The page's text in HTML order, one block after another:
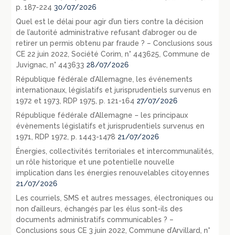
p. 187-224 30/07/2026
Quel est le délai pour agir d’un tiers contre la décision
de l’autorité administrative refusant d’abroger ou de
retirer un permis obtenu par fraude ? – Conclusions sous
CE 22 juin 2022, Société Corim, n° 443625, Commune de
Juvignac, n° 443633 28/07/2026
République fédérale d’Allemagne, les événements
internationaux, législatifs et jurisprudentiels survenus en
1972 et 1973, RDP 1975, p. 121-164 27/07/2026
République fédérale d’Allemagne – les principaux
évènements législatifs et jurisprudentiels survenus en
1971, RDP 1972, p. 1443-1478 21/07/2026
Énergies, collectivités territoriales et intercommunalités,
un rôle historique et une potentielle nouvelle
implication dans les énergies renouvelables citoyennes
21/07/2026
Les courriels, SMS et autres messages, électroniques ou
non d’ailleurs, échangés par les élus sont-ils des
documents administratifs communicables ? –
Conclusions sous CE 3 juin 2022, Commune d’Arvillard, n°